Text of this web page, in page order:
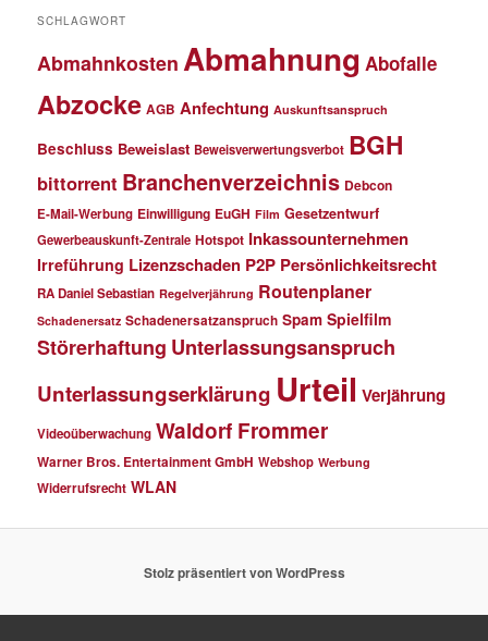
SCHLAGWORT
Abmahnkosten Abmahnung Abofalle
Abzocke AGB Anfechtung Auskunftsanspruch
Beschluss Beweislast Beweisverwertungsverbot BGH
bittorrent Branchenverzeichnis Debcon
E-Mail-Werbung Einwilligung EuGH Film Gesetzentwurf
Gewerbeauskunft-Zentrale Hotspot Inkassounternehmen
Irreführung Lizenzschaden P2P Persönlichkeitsrecht
RA Daniel Sebastian Regelverjährung Routenplaner
Schadenersatz Schadenersatzanspruch Spam Spielfilm
Störerhaftung Unterlassungsanspruch
Unterlassungserklärung Urteil Verjährung
Videoüberwachung Waldorf Frommer
Warner Bros. Entertainment GmbH Webshop Werbung
Widerrufsrecht WLAN
Stolz präsentiert von WordPress